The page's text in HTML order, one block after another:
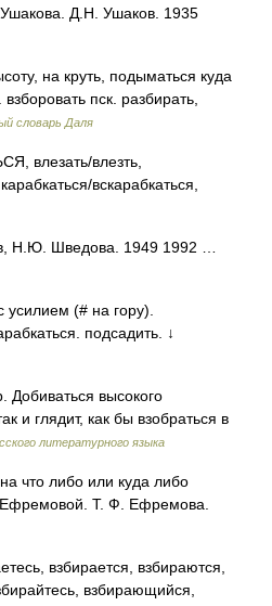
Ушакова. Д.Н. Ушаков. 1935
на круть, подыматься куда
пск. разбирать,
словарь Даля
влезть,
вскарабкаться,
Н.Ю. Шведова. 1949 1992 …
(# на гору).
подсадить. ↓
высокого
и глядит, как бы взобраться в
литературного языка
что либо или куда либо
Ефремовой. Т. Ф. Ефремова.
взбирается, взбираются,
взбирающийся,